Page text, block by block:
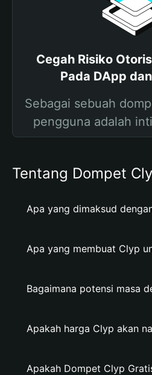
Cegah Risiko
Pada DApp
Sebagai sebuah
pengguna adalah
Tentang Dompet
Apa yang dimaksud
Apa yang membuat Clyp
Bagaimana potensi masa
Apakah harga Clyp akan
Apakah Dompet Clyp